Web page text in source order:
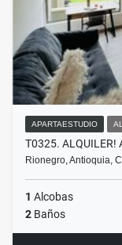
APARTAESTUDIO
T0325. ALQUILER!
Rionegro, Antioquia,
1 Alcobas
2 Baños